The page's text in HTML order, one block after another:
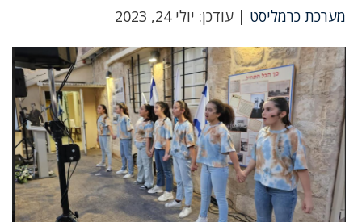
מערכת כרמליסט | עודכן: יולי 24, 2023